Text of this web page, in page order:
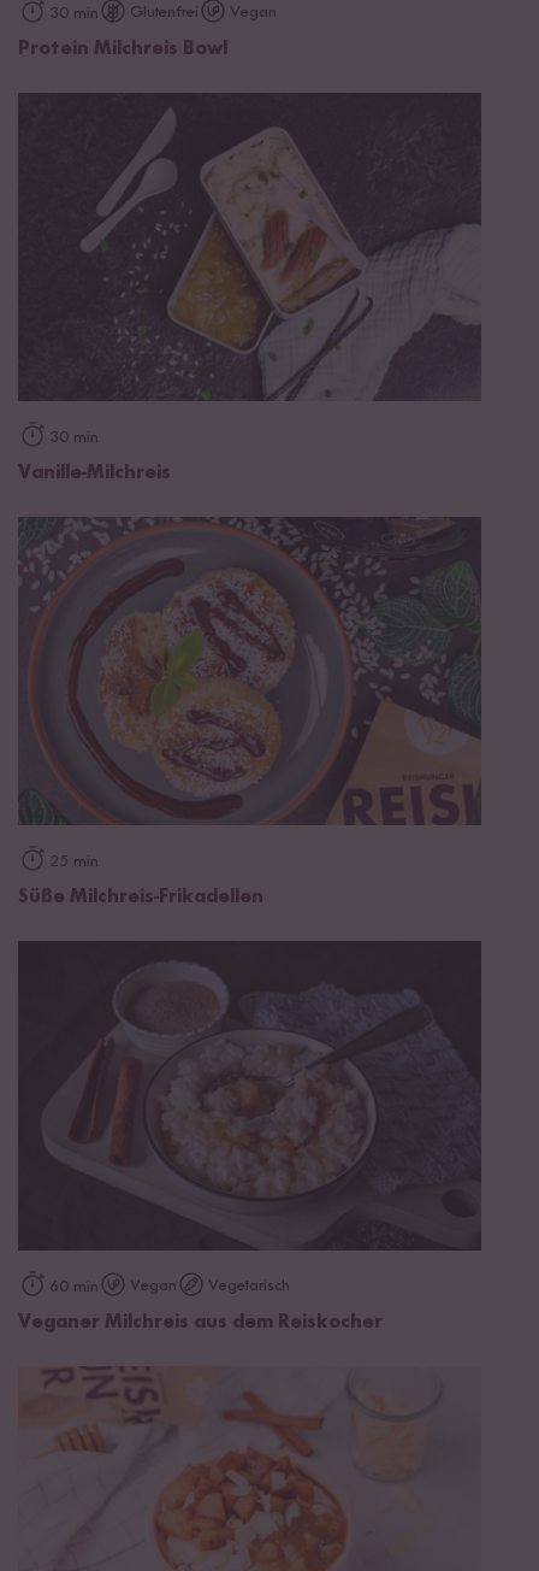
30 min Glutenfrei Vegan
Protein Milchreis Bowl
30 min
Vanille-Milchreis
25 min
Süße Milchreis-Frikadellen
60 min Vegan Vegetarisch
Veganer Milchreis aus dem Reiskocher